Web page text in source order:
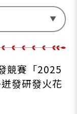
競賽「2025
發研發火花